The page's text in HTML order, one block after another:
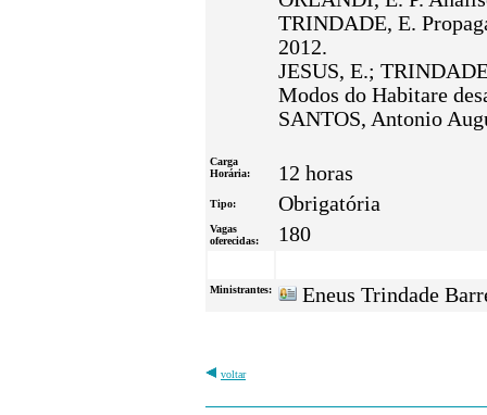
TRINDADE, E.
2012.
JESUS, E.;
Modos do Habitare
SANTOS, Antonio
Carga
Horária:
12 horas
Tipo: Obrigatória
Vagas
oferecidas:
180
Ministrantes: Eneus Trindade
voltar